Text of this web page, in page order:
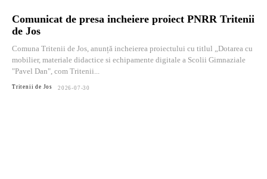
Comunicat de presa incheiere proiect PNRR Tritenii
de Jos
Comuna Tritenii de Jos, anunță incheierea proiectului cu titlul „Dotarea cu
mobilier, materiale didactice si echipamente digitale a Scolii Gimnaziale
"Pavel Dan", com Tritenii...
Tritenii de Jos 2026-07-30